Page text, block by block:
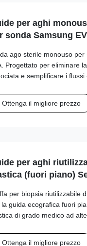
per aghi
sonda Samsung
ago sterile monouso per
Progettato per eliminare
e semplificare i flussi
Ottenga il migliore prezzo
per aghi
(fuori piano)
Samsung,
Vinno
per biopsia riutilizzabile
la guida ecografica fuori
di grado medico ad
e un allineamento
Ottenga il migliore prezzo